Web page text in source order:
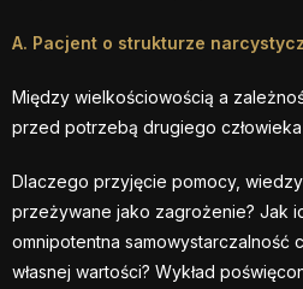
A. Pacjent o strukturze
Między wielkościowością a
przed potrzebą drugiego człowieka
Dlaczego przyjęcie pomocy,
przeżywane jako zagrożenie? Jak
omnipotentna samowystarczalność
własnej wartości? Wykład